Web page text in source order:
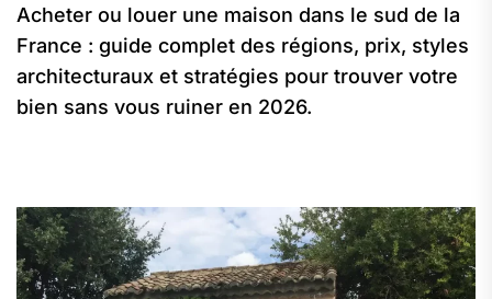
Acheter ou louer une maison dans le sud de la
France : guide complet des régions, prix, styles
architecturaux et stratégies pour trouver votre
bien sans vous ruiner en 2026.